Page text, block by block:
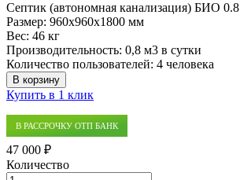
Септик (автономная канализация) БИО 0.8
Размер: 960x960x1800 мм
Вес: 46 кг
Производительность: 0,8 м3 в сутки
Количество пользователей: 4 человека
В корзину
Купить в 1 клик
В РАССРОЧКУ ОТП БАНК
47 000 ₽
Количество